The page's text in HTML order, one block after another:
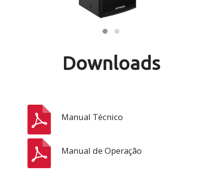
Downloads
Manual Técnico
Manual de Operação